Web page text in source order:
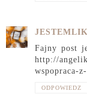
Fajny post
http://
wspopraca-
ODPOWIEDZ